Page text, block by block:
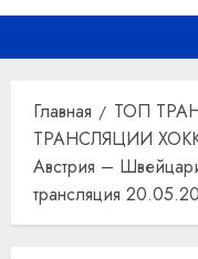
Главная
ТОП
ТРАНСЛЯЦИИ
Австрия –
трансляция